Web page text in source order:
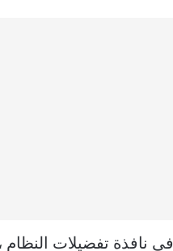
في نافذة تفضيلات